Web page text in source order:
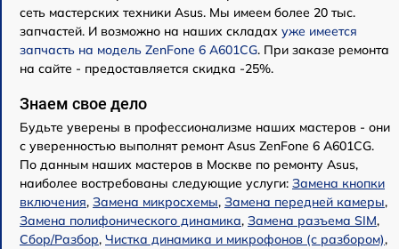
сеть мастерских техники Asus. Мы имеем более 20 тыс.
запчастей. И возможно на наших складах уже имеется
запчасть на модель ZenFone 6 A601CG. При заказе ремонта
на сайте - предоставляется скидка -25%.
Знаем свое дело
Будьте уверены в профессионализме наших мастеров - они
с уверенностью выполнят ремонт Asus ZenFone 6 A601CG.
По данным наших мастеров в Москве по ремонту Asus,
наиболее востребованы следующие услуги: Замена кнопки
включения, Замена микросхемы, Замена передней камеры,
Замена полифонического динамика, Замена разъема SIM,
Сбор/Разбор, Чистка динамика и микрофонов (с разбором),